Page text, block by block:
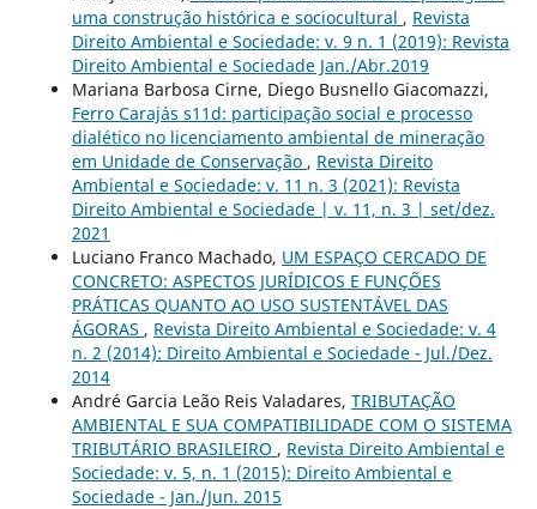
uma construção histórica e sociocultural , Revista
Direito Ambiental e Sociedade: v. 9 n. 1 (2019): Revista
Direito Ambiental e Sociedade Jan./Abr.2019
Mariana Barbosa Cirne, Diego Busnello Giacomazzi,
Ferro Carajás s11d: participação social e processo
dialético no licenciamento ambiental de mineração
em Unidade de Conservação , Revista Direito
Ambiental e Sociedade: v. 11 n. 3 (2021): Revista
Direito Ambiental e Sociedade | v. 11, n. 3 | set/dez.
2021
Luciano Franco Machado, UM ESPAÇO CERCADO DE
CONCRETO: ASPECTOS JURÍDICOS E FUNÇÕES
PRÁTICAS QUANTO AO USO SUSTENTÁVEL DAS
ÁGORAS , Revista Direito Ambiental e Sociedade: v. 4
n. 2 (2014): Direito Ambiental e Sociedade - Jul./Dez.
2014
André Garcia Leão Reis Valadares, TRIBUTAÇÃO
AMBIENTAL E SUA COMPATIBILIDADE COM O SISTEMA
TRIBUTÁRIO BRASILEIRO , Revista Direito Ambiental e
Sociedade: v. 5, n. 1 (2015): Direito Ambiental e
Sociedade - Jan./Jun. 2015